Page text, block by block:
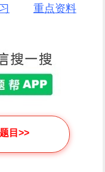
重点资料
目>>